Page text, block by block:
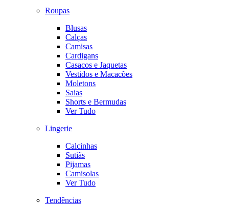
Roupas
Blusas
Calças
Camisas
Cardigans
Casacos e Jaquetas
Vestidos e Macacões
Moletons
Saias
Shorts e Bermudas
Ver Tudo
Lingerie
Calcinhas
Sutiãs
Pijamas
Camisolas
Ver Tudo
Tendências